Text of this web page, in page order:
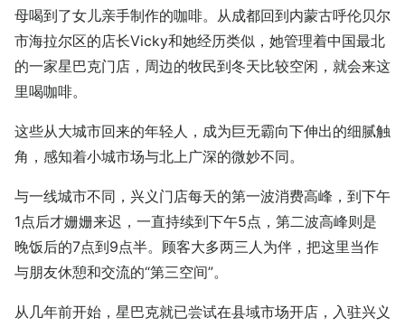
母喝到了女儿亲手制作的咖啡。从成都回到内蒙古呼伦贝尔
市海拉尔区的店长Vicky和她经历类似，她管理着中国最北
的一家星巴克门店，周边的牧民到冬天比较空闲，就会来这
里喝咖啡。
这些从大城市回来的年轻人，成为巨无霸向下伸出的细腻触
角，感知着小城市场与北上广深的微妙不同。
与一线城市不同，兴义门店每天的第一波消费高峰，到下午
1点后才姗姗来迟，一直持续到下午5点，第二波高峰则是
晚饭后的7点到9点半。顾客大多两三人为伴，把这里当作
与朋友休憩和交流的“第三空间”。
从几年前开始，星巴克就已尝试在县域市场开店，入驻兴义